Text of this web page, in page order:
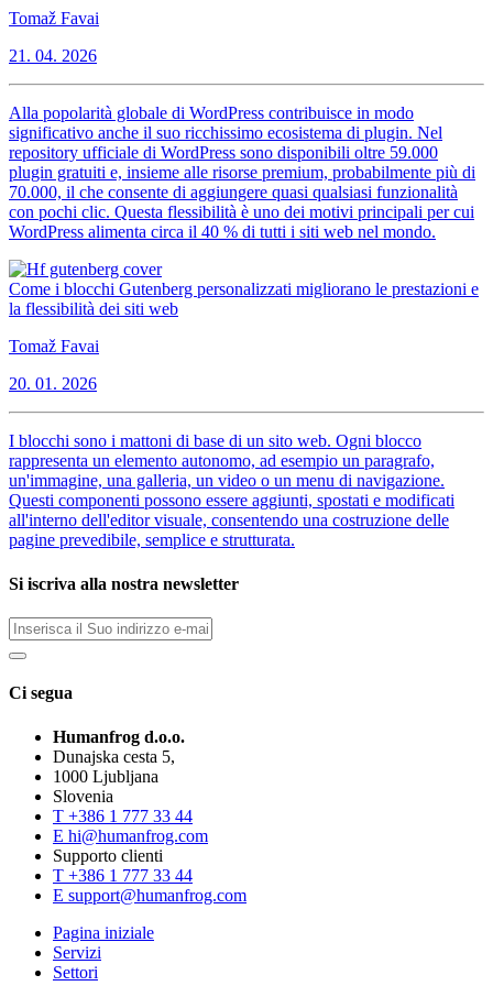
Tomaž Favai
21. 04. 2026
Alla popolarità globale di WordPress contribuisce in modo
significativo anche il suo ricchissimo ecosistema di plugin. Nel
repository ufficiale di WordPress sono disponibili oltre 59.000
plugin gratuiti e, insieme alle risorse premium, probabilmente più di
70.000, il che consente di aggiungere quasi qualsiasi funzionalità
con pochi clic. Questa flessibilità è uno dei motivi principali per cui
WordPress alimenta circa il 40 % di tutti i siti web nel mondo.
Come i blocchi Gutenberg personalizzati migliorano le prestazioni e
la flessibilità dei siti web
Tomaž Favai
20. 01. 2026
I blocchi sono i mattoni di base di un sito web. Ogni blocco
rappresenta un elemento autonomo, ad esempio un paragrafo,
un'immagine, una galleria, un video o un menu di navigazione.
Questi componenti possono essere aggiunti, spostati e modificati
all'interno dell'editor visuale, consentendo una costruzione delle
pagine prevedibile, semplice e strutturata.
Si iscriva alla nostra newsletter
Ci segua
Humanfrog d.o.o.
Dunajska cesta 5,
1000 Ljubljana
Slovenia
T +386 1 777 33 44
E hi@humanfrog.com
Supporto clienti
T +386 1 777 33 44
E support@humanfrog.com
Pagina iniziale
Servizi
Settori